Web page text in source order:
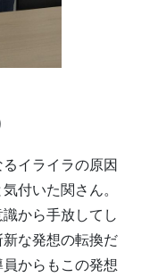
イライラの原因
付いた関さん。
から手放してし
な発想の転換だ
からもこの発想